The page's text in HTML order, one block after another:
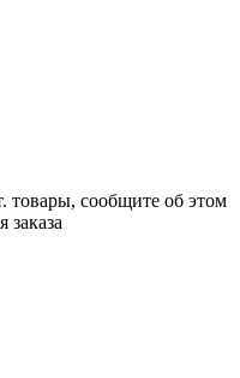
товары, сообщите об этом
заказа